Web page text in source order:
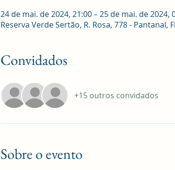
24 de mai. de 2024, 21:00 – 25 de mai. de 2024,
Reserva Verde Sertão, R. Rosa, 778 - Pantanal,
Convidados
+15 outros convidados
Sobre o evento